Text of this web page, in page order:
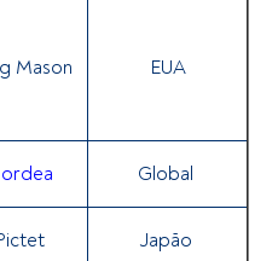
Mason EUA
Global
Japão